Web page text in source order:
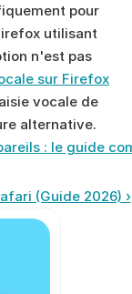
pour
utilisant
n'est pas
sur Firefox
vocale de
alternative.
: le guide
(Guide 2026) ›